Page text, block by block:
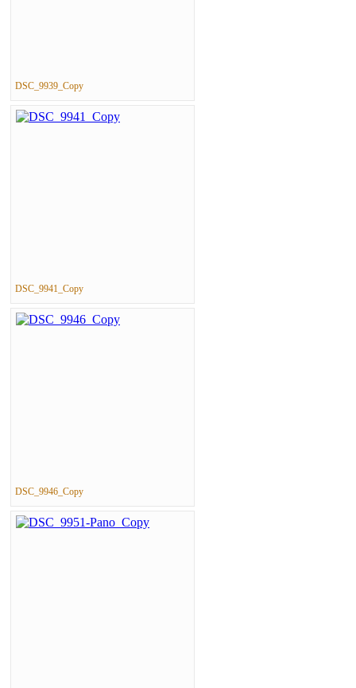
DSC_9939_Copy
DSC_9941_Copy
DSC_9946_Copy